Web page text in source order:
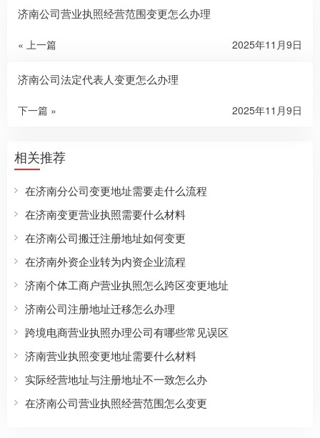
济南公司营业执照经营范围变更怎么办理
« 上一篇 2025年11月9日
济南公司法定代表人变更怎么办理
下一篇 » 2025年11月9日
相关推荐
在济南分公司变更地址需要走什么流程
在济南变更营业执照需要什么材料
在济南公司搬迁注册地址如何变更
在济南外资企业转为内资企业流程
济南个体工商户营业执照怎么跨区变更地址
济南公司注册地址迁移怎么办理
跨境电商营业执照办理公司有哪些常见误区
济南营业执照变更地址需要什么材料
实际经营地址与注册地址不一致怎么办
在济南公司营业执照经营范围怎么变更